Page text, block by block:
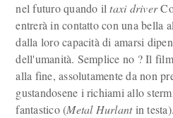
nel futuro quando iltaxi driver
entrerà in contatto con una bella
dalla loro capacità di amarsi
dell'umanità. Semplice no ? Il
alla fine, assolutamente da non
gustandosene i richiami allo
fantastico (Metal Hurlantin